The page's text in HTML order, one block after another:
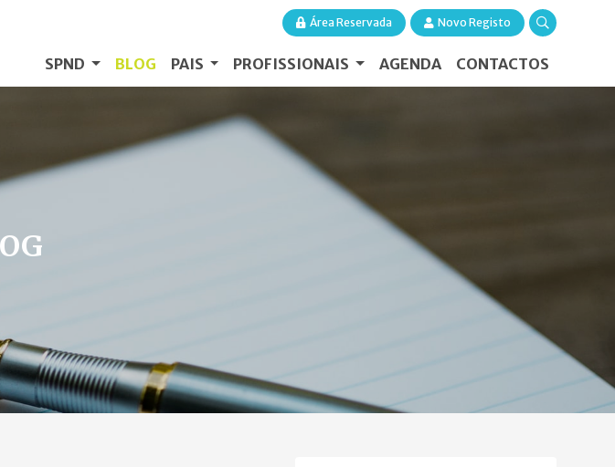
Área Reservada Novo Registo
SPND BLOG PAIS PROFISSIONAIS AGENDA CONTACTOS